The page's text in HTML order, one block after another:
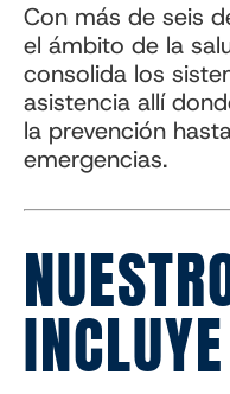
Con más de seis
el ámbito de la
consolida los
asistencia allí
la prevención
emergencias.
INCLUYE